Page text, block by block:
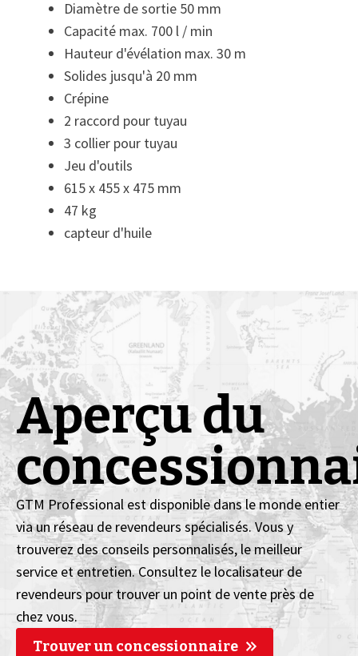
Diamètre de sortie 50 mm
Capacité max. 700 l / min
Hauteur d'évélation max. 30 m
Solides jusqu'à 20 mm
Crépine
2 raccord pour tuyau
3 collier pour tuyau
Jeu d'outils
615 x 455 x 475 mm
47 kg
capteur d'huile
Aperçu du
GTM Professional est disponible dans le monde entier
via un réseau de revendeurs spécialisés. Vous y
trouverez des conseils personnalisés, le meilleur
service et entretien. Consultez le localisateur de
revendeurs pour trouver un point de vente près de
chez vous.
Trouver un concessionnaire